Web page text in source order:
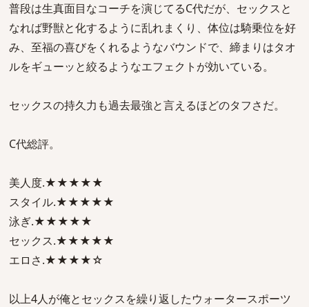
普段は生真面目なコーチを演じてるC代だが、セックスと
なれば野獣と化するように乱れまくり、体位は騎乗位を好
み、至福の喜びをくれるようなバウンドで、締まりはタオ
ルをギューッと絞るようなエフェクトが効いている。
セックスの持久力も過去最強と言えるほどのタフさだ。
C代総評。
美人度.★★★★★
スタイル.★★★★★
泳ぎ.★★★★★
セックス.★★★★★
エロさ.★★★★☆
以上4人が俺とセックスを繰り返したウォータースポーツ